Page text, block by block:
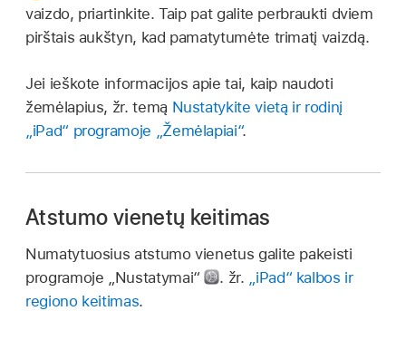
vaizdo, priartinkite. Taip pat galite perbraukti dviem
pirštais aukštyn, kad pamatytumėte trimatį vaizdą.
Jei ieškote informacijos apie tai, kaip naudoti
žemėlapius, žr. temą Nustatykite vietą ir rodinį
„iPad“ programoje „Žemėlapiai“.
Atstumo vienetų keitimas
Numatytuosius atstumo vienetus galite pakeisti
programoje „Nustatymai“
. žr. „iPad“ kalbos ir
regiono keitimas.